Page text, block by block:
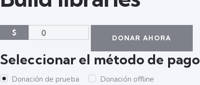
$ 0 DONAR AHORA
Seleccionar el método de pago
Donación de prueba Donación offline